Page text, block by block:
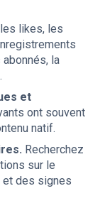
likes, les
la
et
ont souvent
natif.
Recherchez
sur le
des signes